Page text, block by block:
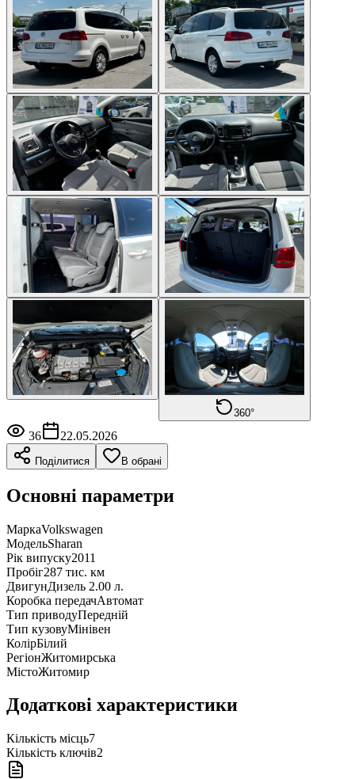
360°
36 22.05.2026
Поділитися В обрані
Основні параметри
МаркаVolkswagen
МодельSharan
Рік випуску2011
Пробіг287 тис. км
ДвигунДизель 2.00 л.
Коробка передачАвтомат
Тип приводуПередній
Тип кузовуМінівен
КолірБілий
РегіонЖитомирська
МістоЖитомир
Додаткові характеристики
Кількість місць7
Кількість ключів2